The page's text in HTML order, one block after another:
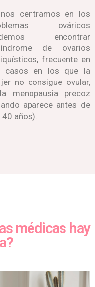
centramos en los
ováricos
encontrar
de ovarios
, frecuente en
casos en los que la
no consigue ovular,
menopausia precoz
aparece antes de
40 años).
médicas hay